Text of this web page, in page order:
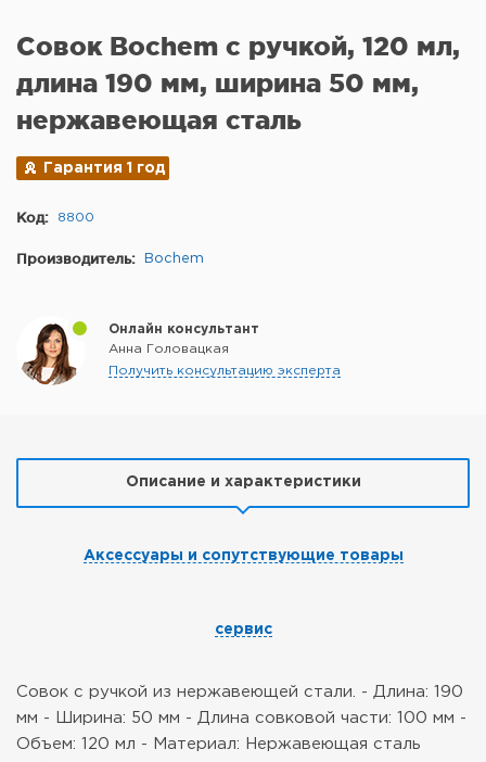
Совок Bochem с ручкой, 120 мл,
длина 190 мм, ширина 50 мм,
нержавеющая сталь
Гарантия 1 год
Код: 8800
Производитель: Bochem
Онлайн консультант
Анна Головацкая
Получить консультацию эксперта
Описание и характеристики
Аксессуары и сопутствующие товары
сервис
Совок с ручкой из нержавеющей стали.
- Длина: 190
мм - Ширина: 50 мм - Длина совковой части: 100 мм -
Объем: 120 мл - Материал: Нержавеющая сталь